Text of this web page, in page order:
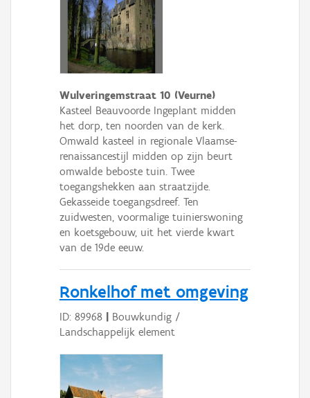
Wulveringemstraat 10 (Veurne)
Kasteel Beauvoorde Ingeplant midden
het dorp, ten noorden van de kerk.
Omwald kasteel in regionale Vlaamse-
renaissancestijl midden op zijn beurt
omwalde beboste tuin. Twee
toegangshekken aan straatzijde.
Gekasseide toegangsdreef. Ten
zuidwesten, voormalige tuinierswoning
en koetsgebouw, uit het vierde kwart
van de 19de eeuw.
Ronkelhof met omgeving
ID: 89968
Bouwkundig /
Landschappelijk element